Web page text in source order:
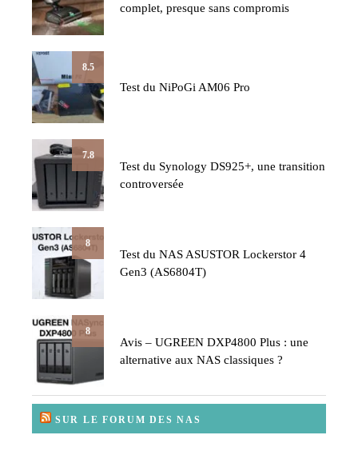
complet, presque sans compromis
8.5
Test du NiPoGi AM06 Pro
7.8
Test du Synology DS925+, une transition
controversée
8
Test du NAS ASUSTOR Lockerstor 4
Gen3 (AS6804T)
8
Avis – UGREEN DXP4800 Plus : une
alternative aux NAS classiques ?
SUR LE FORUM DES NAS